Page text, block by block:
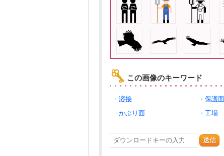
この画像のキーワード
溶接 保護面
かぶり面
工場
送信